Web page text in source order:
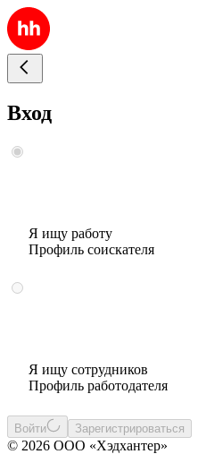
Вход
Я ищу работу
Профиль соискателя
Я ищу сотрудников
Профиль работодателя
Войти Зарегистрироваться
© 2026 ООО «Хэдхантер»